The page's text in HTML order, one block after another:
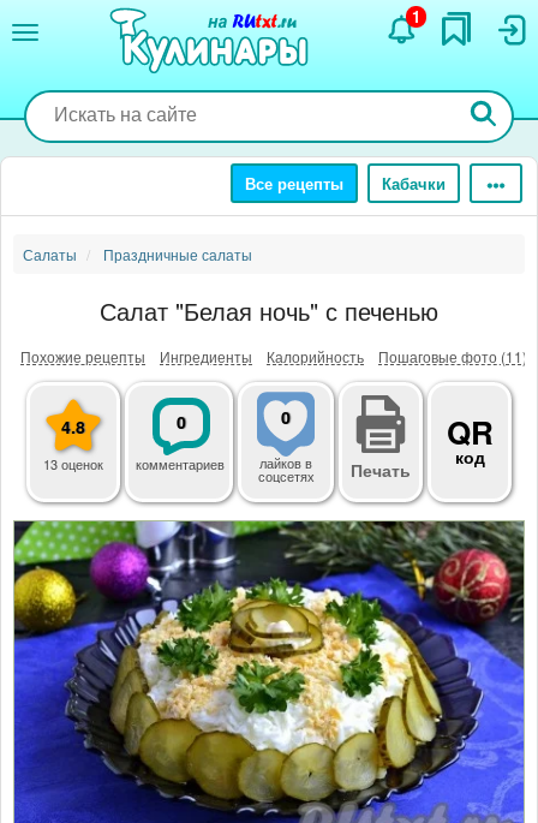
содержанию
1
Все рецепты Кабачки
Салаты Праздничные салаты
Салат "Белая ночь" с печенью
Похожие рецепты Ингредиенты Калорийность Пошаговые фото (11)
4.8
13 оценок
0
комментариев
0
лайковв
соцсетях Печать
QR
код